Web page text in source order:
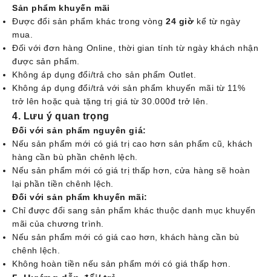
Sản phẩm khuyến mãi
Được đổi sản phẩm khác trong vòng24 giờ kể từ ngày
mua.
Đối với đơn hàng Online, thời gian tính từ ngày khách nhận
được sản phẩm.
Không áp dụng đổi/trả cho sản phẩm Outlet.
Không áp dụng đổi/trả với sản phẩm khuyến mãi từ 11%
trở lên hoặc quà tặng trị giá từ 30.000đ trở lên.
4. Lưu ý quan trọng
Đối với sản phẩm nguyên giá:
Nếu sản phẩm mới có giá trị cao hơn sản phẩm cũ, khách
hàng cần bù phần chênh lệch.
Nếu sản phẩm mới có giá trị thấp hơn, cửa hàng sẽ hoàn
lại phần tiền chênh lệch.
Đối với sản phẩm khuyến mãi:
Chỉ được đổi sang sản phẩm khác thuộc danh mục khuyến
mãi của chương trình.
Nếu sản phẩm mới có giá cao hơn, khách hàng cần bù
chênh lệch.
Không hoàn tiền nếu sản phẩm mới có giá thấp hơn.